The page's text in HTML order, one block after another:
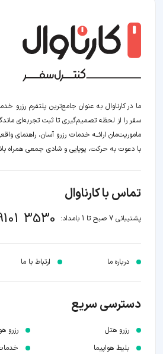
ما در کارناوال به عنوان جامع‌ترین پلتفرم رزرو
سفر را از لحظه‌ تصمیم‌گیری تا ثبت تجربه‌ای
ماموریت‌مان اراﺋــﻪ خدمات رزرو آسان، راهنمای
با دعوت به حرکت، پویایی و شادی جمعی همراه
تماس با کارناوال
پشتیبانی 7 صبح تا 1 بامداد: 3530
درباره ما ارتباط با ما
دسترسی سریع
رزرو هتل
بلیط هواپیما
رزرو